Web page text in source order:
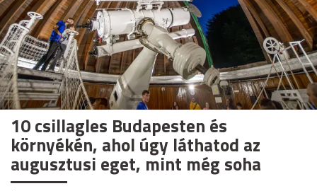
10 csillagles Budapesten és
környékén, ahol úgy láthatod az
augusztusi eget, mint még soha